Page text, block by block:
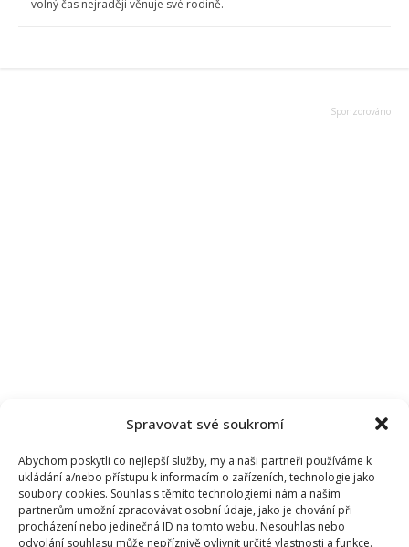
Spravovat své soukromí
Abychom poskytli co nejlepší služby, my a naši partneři používáme k
ukládání a/nebo přístupu k informacím o zařízeních, technologie jako
soubory cookies. Souhlas s těmito technologiemi nám a našim
partnerům umožní zpracovávat osobní údaje, jako je chování při
procházení nebo jedinečná ID na tomto webu. Nesouhlas nebo
odvolání souhlasu může nepříznivě ovlivnit určité vlastnosti a funkce.
volný čas nejraději věnuje své rodině.